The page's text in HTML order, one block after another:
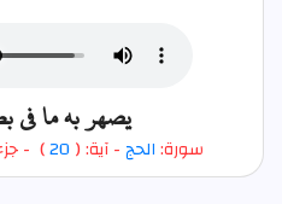
يصهر به ما في
سورة:الحج- آية: (20
)
-